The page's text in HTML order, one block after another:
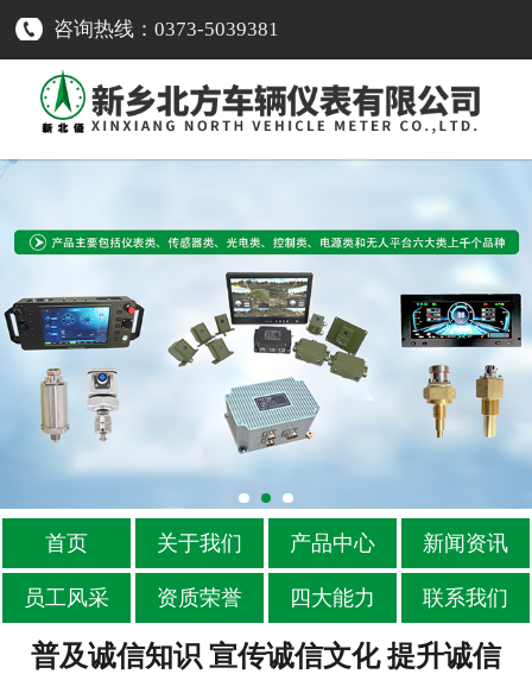
咨询热线：0373-5039381
首页 关于我们 产品中心 新闻资讯
员工风采 资质荣誉 四大能力 联系我们
普及诚信知识 宣传诚信文化 提升诚信